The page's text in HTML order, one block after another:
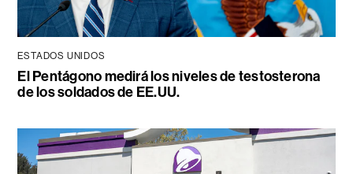
ESTADOS UNIDOS
El Pentágono medirá los niveles de testosterona
de los soldados de EE.UU.